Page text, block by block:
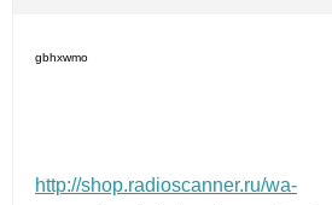
gbhxwmo
http://shop.radioscanner.ru/wa-